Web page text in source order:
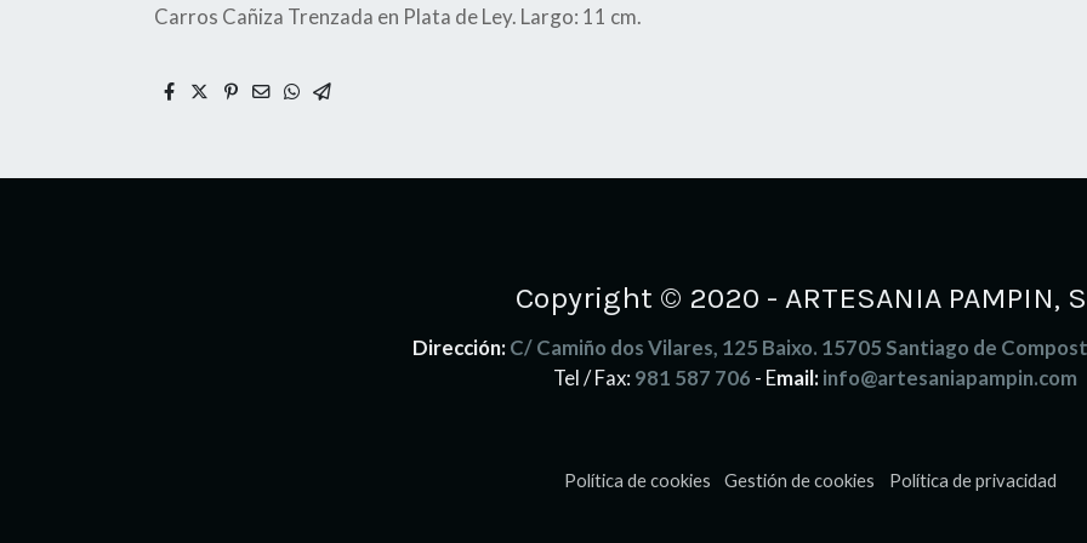
Carros Cañiza Trenzada en Plata de Ley. Largo: 11 cm.
Copyright © 2020 - ARTESANIA PAMPIN,
Dirección: C/ Camiño dos Vilares, 125 Baixo. 15705 Santiago de
Tel / Fax: 981 587 706 - Email: info@artesaniapampin.com
Política de cookies Gestión de cookies Política de privacidad